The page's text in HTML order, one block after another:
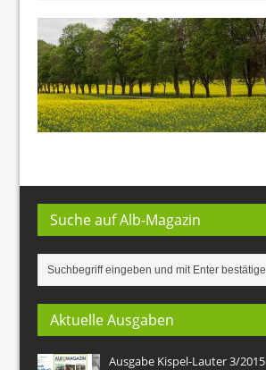
Suche auf Alb-Magazin
Aktuelle Ausgaben
Ausgabe Kispel-Lauter 3/2015